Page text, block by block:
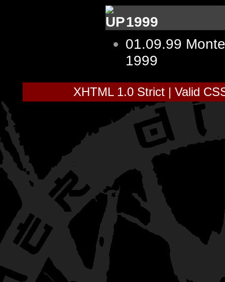
1999
01.09.99
1999
XHTML 1.0 Strict| Valid